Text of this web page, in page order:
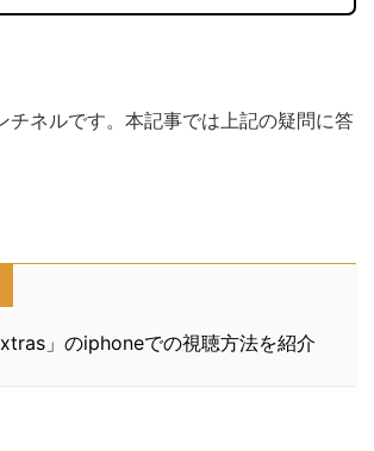
チネルです。本記事では上記の疑問に答
」のiphoneでの視聴方法を紹介